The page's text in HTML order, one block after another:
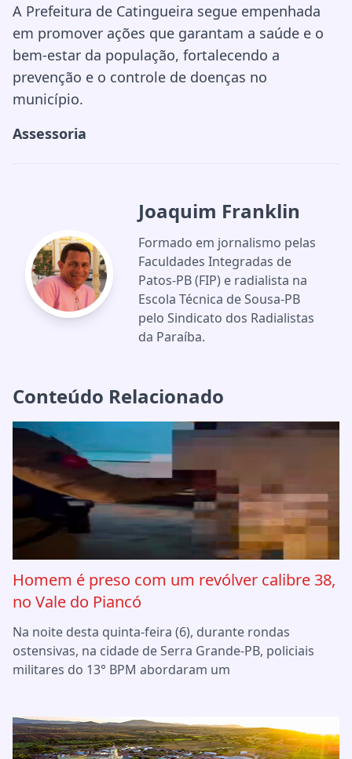
A Prefeitura de Catingueira segue empenhada
em promover ações que garantam a saúde e o
bem-estar da população, fortalecendo a
prevenção e o controle de doenças no
município.
Assessoria
Joaquim Franklin
Formado em jornalismo pelas
Faculdades Integradas de
Patos-PB (FIP) e radialista na
Escola Técnica de Sousa-PB
pelo Sindicato dos Radialistas
da Paraíba.
Conteúdo Relacionado
Homem é preso com um revólver calibre 38,
no Vale do Piancó
Na noite desta quinta-feira (6), durante rondas
ostensivas, na cidade de Serra Grande-PB, policiais
militares do 13° BPM abordaram um